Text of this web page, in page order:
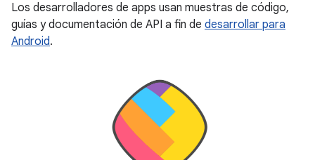
Los desarrolladores de apps usan muestras de código,
guías y documentación de API a fin de desarrollar para
Android.